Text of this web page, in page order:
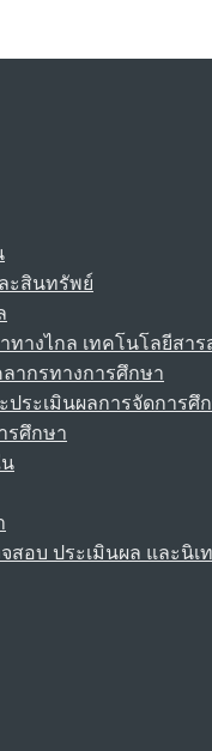
ะสินทรัพย์
ทางไกล เทคโนโลยีสา
ากรทางการศึกษา
ระเมินผลการจัดการศึ
รศึกษา
อบ ประเมินผล และนิเ